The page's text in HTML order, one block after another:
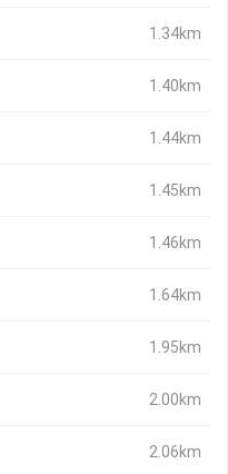
1.34km
1.40km
1.44km
1.45km
1.46km
1.64km
1.95km
2.00km
2.06km